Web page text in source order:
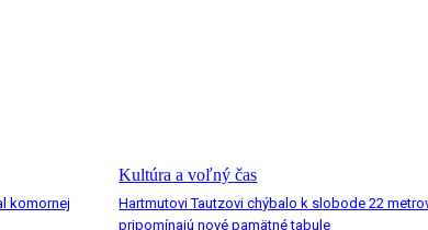
komornej
Kultúra a voľný čas
Hartmutovi Tautzovi chýbalo k slobode 22
pripomínajú nové pamätné tabule